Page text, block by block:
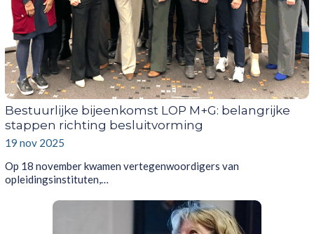
Bestuurlijke bijeenkomst LOP M+G: belangrijke
stappen richting besluitvorming
19 nov 2025
Op 18 november kwamen vertegenwoordigers van
opleidingsinstituten,…